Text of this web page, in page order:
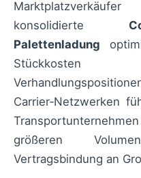
konsolidierte
Palettenladung
Carrier‑Netzwerken
größeren
Vertragsbindung an